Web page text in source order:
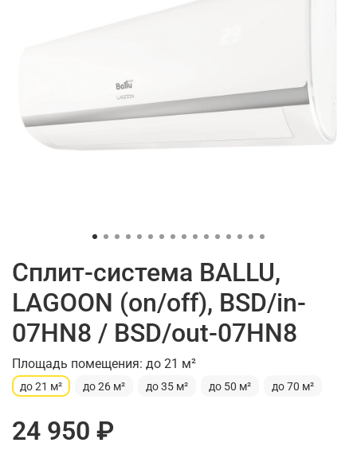
Сплит-система BALLU,
LAGOON (on/off), BSD/in-
07HN8 / BSD/out-07HN8
Площадь помещения: до 21 м²
до 21 м² до 26 м² до 35 м² до 50 м² до 70 м²
24 950 ₽